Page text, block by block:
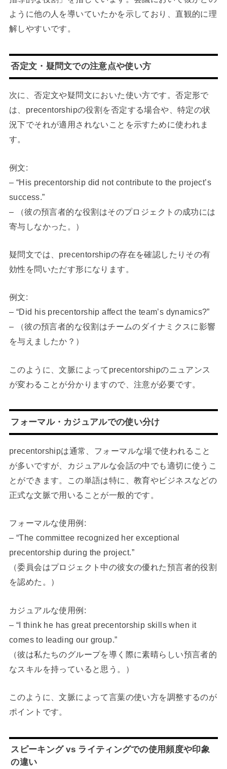
ように他の人を導いていたかを示しており、直観的に理
解しやすいです。
否定文・疑問文での注意点や使い方
次に、否定文や疑問文においた使い方です。否定形で
は、precentorshipの役割を否定する場合や、特定の状
況下でそれが適用されないことを示すために使われま
す。
例文:
– “His precentorship did not contribute to the project’s
success.”
– （彼の預言者的な役割はそのプロジェクトの成功には
寄与しなかった。）
疑問文では、precentorshipの存在を確認したりその有
効性を問いただす形になります。
例文:
– “Did his precentorship affect the team’s dynamics?”
– （彼の預言者的な役割はチームのダイナミクスに影響
を与えましたか？）
このように、文脈によってprecentorshipのニュアンス
が変わることが分かりますので、注意が必要です。
フォーマル・カジュアルでの使い分け
precentorshipは通常、フォーマルな場で使われること
が多いですが、カジュアルな会話の中でも適切に使うこ
とができます。この単語は特に、教育やビジネスなどの
正式な文脈で用いることが一般的です。
フォーマルな使用例:
– “The committee recognized her exceptional
precentorship during the project.”
（委員会はプロジェクト中の彼女の優れた預言者的役割
を認めた。）
カジュアルな使用例:
– “I think he has great precentorship skills when it
comes to leading our group.”
（彼は私たちのグループを導く際に素晴らしい預言者的
なスキルを持っていると思う。）
このように、文脈によって言葉の使い方を調整するのが
ポイントです。
スピーキング vs ライティングでの使用頻度や印象
の違い